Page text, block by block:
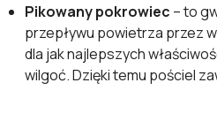
Pikowany pokrowiec – to
przepływu powietrza przez
dla jak najlepszych
wilgoć. Dzięki temu pościel